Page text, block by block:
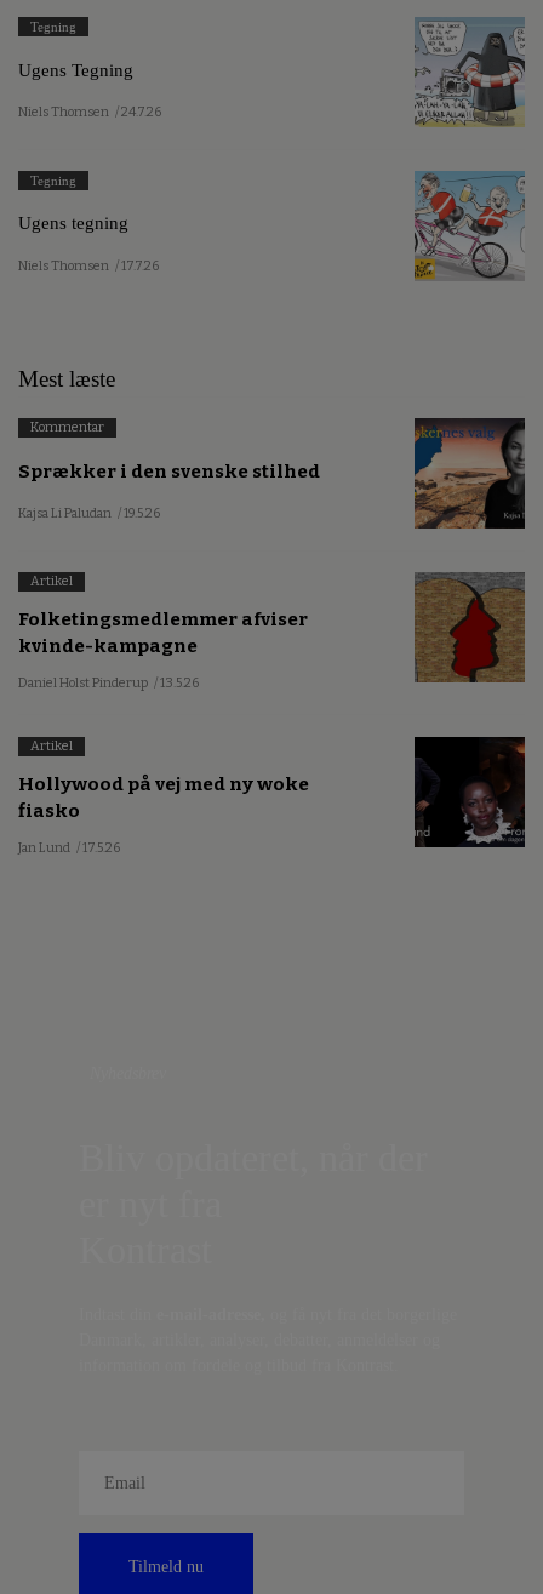
Tegning
Ugens Tegning
Niels Thomsen / 24.7.26
Tegning
Ugens tegning
Niels Thomsen / 17.7.26
Mest læste
Kommentar
Sprækker i den svenske stilhed
Kajsa Li Paludan / 19.5.26
Artikel
Folketingsmedlemmer afviser
kvinde-kampagne
Daniel Holst Pinderup / 13.5.26
Artikel
Hollywood på vej med ny woke
fiasko
Jan Lund / 17.5.26
Tilmeld nu